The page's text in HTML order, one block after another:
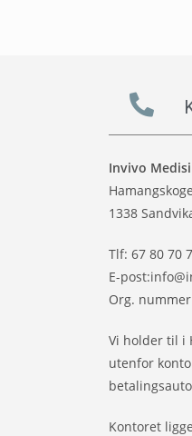
Invivo
1338
Tlf: 67 80 70
E-
Org.
Vi holder til i
utenfor
Kontoret